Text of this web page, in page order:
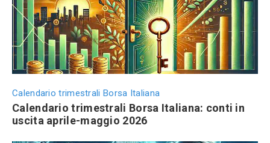
Calendario trimestrali Borsa Italiana
Calendario trimestrali Borsa Italiana: conti in
uscita aprile-maggio 2026